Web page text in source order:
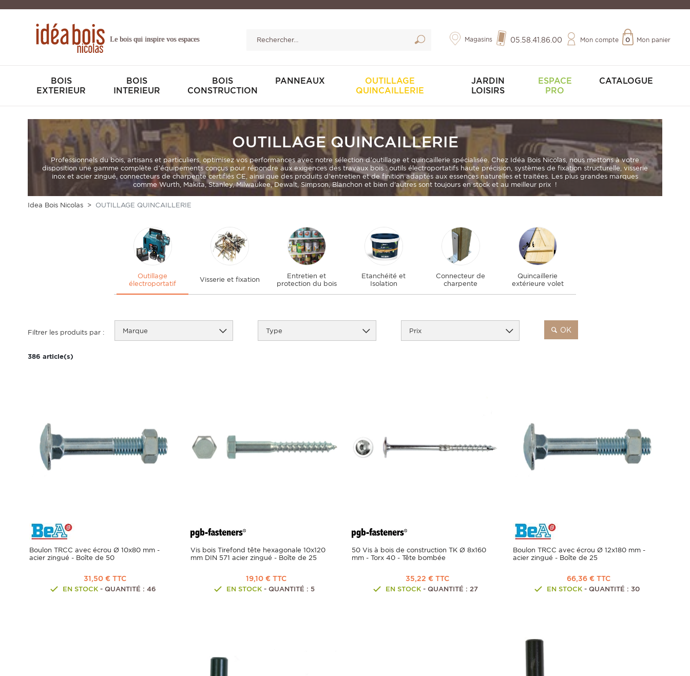
Le bois qui inspire vos espaces Magasins 05.58.41.86.00 Mon compte Mon panier
0
BOIS
EXTERIEUR
BOIS
INTERIEUR
BOIS
CONSTRUCTION
PANNEAUX
OUTILLAGE
QUINCAILLERIE
JARDIN
LOISIRS
ESPACE
PRO
CATALOGUE
OUTILLAGE QUINCAILLERIE
Professionnels du bois, artisans et particuliers, optimisez vos performances avec notre sélection d’outillage et quincaillerie spécialisée. Chez Idéa Bois Nicolas, nous mettons à votre
disposition une gamme complète d’équipements conçus pour répondre aux exigences des travaux bois :outils électroportatifs haute précision systèmes de fixation structurelle visserie
inox et acier zingué connecteurs de charpente certifiés CE , ainsi que des produits d’entretien et de finition adaptés aux essences naturelles et traitées. Les plus grandes marques
comme Wurth, Makita, Stanley, Milwaukee, Dewalt, Simpson, Blanchon et bien d'autres sont toujours en stock et au meilleur prix !
Idea Bois Nicolas OUTILLAGE QUINCAILLERIE
Outillage
électroportatif
Visserie et fixation
Entretien et
protection du bois
Etanchéité et
Isolation
Connecteur de
charpente
Quincaillerie
extérieure volet
Filtrer les produits par : Marque Type Prix OK
386 article(s)
Boulon TRCC avec écrou Ø 10x80 mm -
acier zingué - Boîte de 50
31,50 € TTC
EN STOCK- QUANTITÉ : 46
Vis bois Tirefond tête hexagonale 10x120
mm DIN 571 acier zingué - Boîte de 25
19,10 € TTC
EN STOCK- QUANTITÉ : 5
50 Vis à bois de construction TK Ø 8x160
mm - Torx 40 - Tête bombée
35,22 € TTC
EN STOCK - QUANTITÉ : 27
Boulon TRCC avec écrou Ø 12x180 mm -
acier zingué - Boîte de 25
66,36 € TTC
EN STOCK- QUANTITÉ : 30